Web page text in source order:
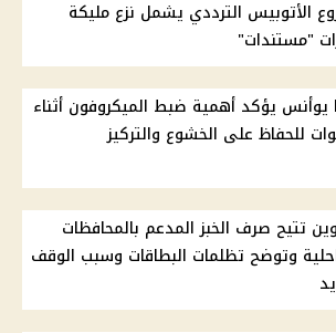
الأتوبيس الترددي يشمل نزع مليكة
"مستندات"
يوأنس يؤكد أهمية ضبط الميكروفون أثناء
للحفاظ على الخشوع والتركيز
تتيح صرف الخبز المدعم بالمحافظات
وتوضح تظلمات البطاقات وسبب الوقف